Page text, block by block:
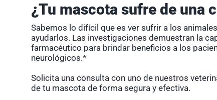
¿Tu mascota sufre de una
Sabemos lo difícil que es ver sufrir a los
ayudarlos. Las investigaciones demuestran la
farmacéutico para brindar beneficios a los
neurológicos.*
Solicita una consulta con uno de nuestros
de tu mascota de forma segura y efectiva.